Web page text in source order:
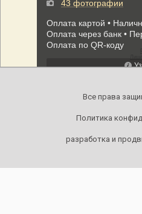
Все права
Политика
разработка и